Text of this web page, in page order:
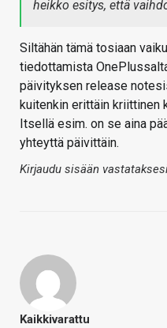
heikko esitys, että
Siltähän tämä tosiaan
tiedottamista
päivityksen release
kuitenkin erittäin kriittinen
Itsellä esim. on se aina
yhteyttä päivittäin.
Kirjaudu sisään
Kaikkivarattu